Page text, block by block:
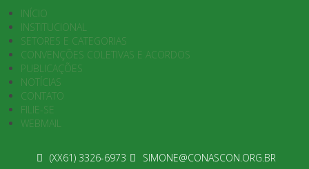
INÍCIO
INSTITUCIONAL
SETORES E CATEGORIAS
CONVENÇÕES COLETIVAS E ACORDOS
PUBLICAÇÕES
NOTÍCIAS
CONTATO
FILIE-SE
WEBMAIL
(XX61) 3326-6973 SIMONE@CONASCON.ORG.BR